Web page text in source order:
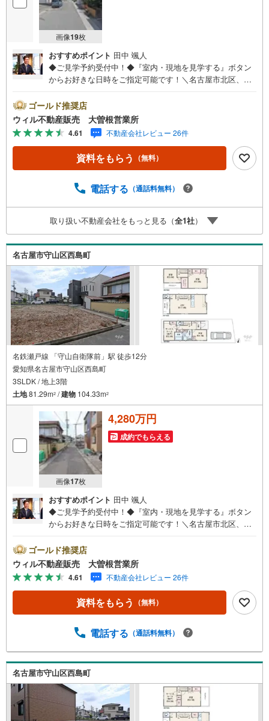
画像19枚
おすすめポイント 田中 颯人
◆ご見学予約受付中！◆『室内・現地を見学する』ボタン
からお好きな日時をご指定可能です！＼名古屋市北区、守
区、守山区の直接のご売却依頼を数多くいただいている不
動産仲介会社です。ネット上で分かる立地環境はもちろ
ん、過去にお任せいただいたお客様に現地の生の声をもと
に住戸環境を提案致します。＼平日のお住まい探しの方へ/
弊社では平日にご内覧・契約など平日にお住まい探しをさ
れるお客様にサービスをご用意しています。＼お仕事で忙
事前にご予約頂きましたら営業時間外でのご内覧もご対応
動産業者間で不動産情報が共有されているので、名古屋市
全域や、その他隣接エリアでもご内覧が可能です！ 【大曽
根営業所】○地下鉄名城線、JR中央線「大曽根」駅徒歩1分
○お子様が遊べるキッズスペースあり○定休日ございません
ゴールド推奨店
ウィル不動産販売 大曽根営業所
4.61 不動産会社レビュー 26件
資料をもらう （無料）
電話する （通話料無料）
取り扱い不動産会社をもっと見る（全1社）
名古屋市守山区西島町
名鉄瀬戸線 「守山自衛隊前」駅 徒歩12分
愛知県名古屋市守山区西島町
3SLDK / 地上3階
土地81.29m2 /建物 104.33m2
画像17枚
4,280万円
成約でもらえる
おすすめポイント 田中 颯人
◆ご見学予約受付中！◆『室内・現地を見学する』ボタン
からお好きな日時をご指定可能です！＼名古屋市北区、守
区、守山区の直接のご売却依頼を数多くいただいている不
動産仲介会社です。ネット上で分かる立地環境はもちろ
ん、過去にお任せいただいたお客様に現地の生の声をもと
に住戸環境を提案致します。＼平日のお住まい探しの方へ/
弊社では平日にご内覧・契約など平日にお住まい探しをさ
れるお客様にサービスをご用意しています。＼お仕事で忙
事前にご予約頂きましたら営業時間外でのご内覧もご対応
動産業者間で不動産情報が共有されているので、名古屋市
全域や、その他隣接エリアでもご内覧が可能です！ 【大曽
根営業所】○地下鉄名城線、JR中央線「大曽根」駅徒歩1分
○お子様が遊べるキッズスペースあり○定休日ございません
ゴールド推奨店
ウィル不動産販売 大曽根営業所
4.61 不動産会社レビュー 26件
資料をもらう （無料）
電話する （通話料無料）
名古屋市守山区西島町